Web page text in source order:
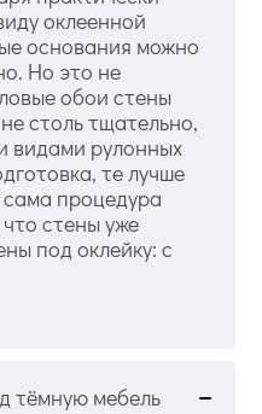
оклеенной
основания можно
Но это не
обои стены
столь тщательно,
видами рулонных
те лучше
процедура
стены уже
под оклейку: с
тёмную мебель